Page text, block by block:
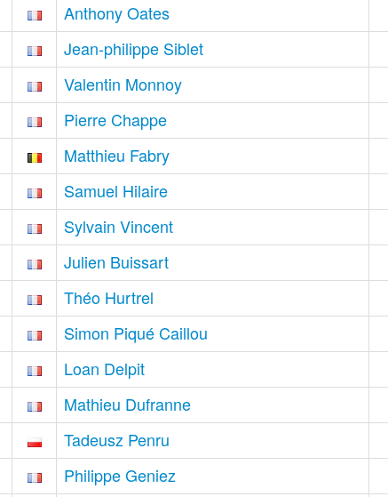
Anthony Oates
Jean-philippe Siblet
Valentin Monnoy
Pierre Chappe
Matthieu Fabry
Samuel Hilaire
Sylvain Vincent
Julien Buissart
Théo Hurtrel
Simon Piqué Caillou
Loan Delpit
Mathieu Dufranne
Tadeusz Penru
Philippe Geniez